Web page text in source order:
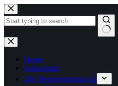
Zum
Inhalt
springen
Keine
Ergebnisse
Home
Salonfinder
Die Wertegemeinschaft